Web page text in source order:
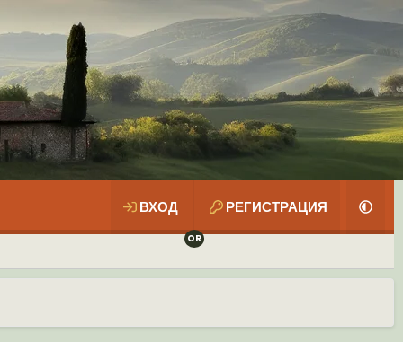
ВХОД РЕГИСТРАЦИЯ